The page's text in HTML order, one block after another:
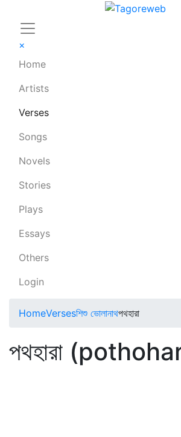
×
Home
Artists
Verses
Songs
Novels
Stories
Plays
Essays
Others
Login
HomeVersesশিশু ভোলানাথপথহারা
পথহারা